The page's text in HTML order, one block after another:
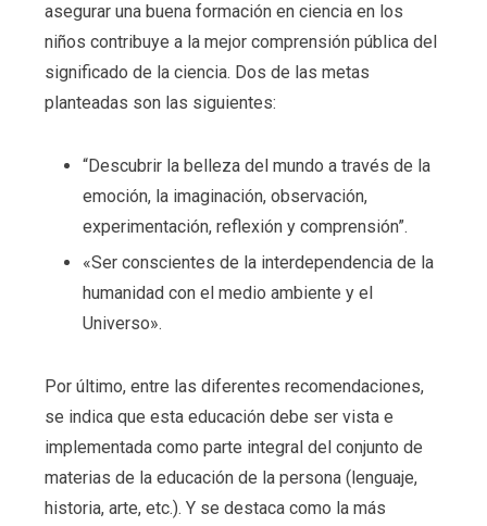
asegurar una buena formación en ciencia en los
niños contribuye a la mejor comprensión pública del
significado de la ciencia. Dos de las metas
planteadas son las siguientes:
“Descubrir la belleza del mundo a través de la
emoción, la imaginación, observación,
experimentación, reflexión y comprensión”.
«Ser conscientes de la interdependencia de la
humanidad con el medio ambiente y el
Universo».
Por último, entre las diferentes recomendaciones,
se indica que esta educación debe ser vista e
implementada como parte integral del conjunto de
materias de la educación de la persona (lenguaje,
historia, arte, etc.). Y se destaca como la más